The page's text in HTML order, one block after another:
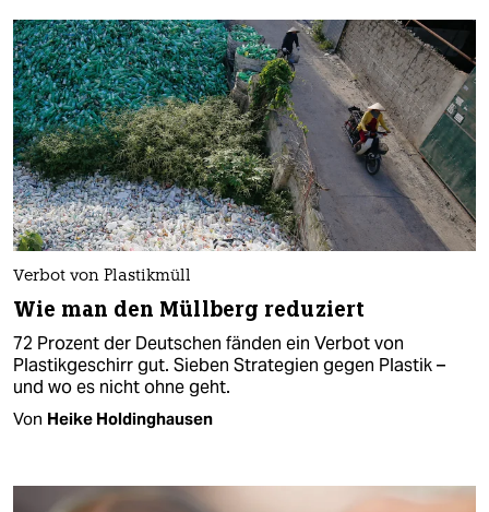
Verbot von Plastikmüll
Wie man den Müllberg reduziert
72 Prozent der Deutschen fänden ein Verbot von
Plastikgeschirr gut. Sieben Strategien gegen Plastik –
und wo es nicht ohne geht.
Von Heike Holdinghausen